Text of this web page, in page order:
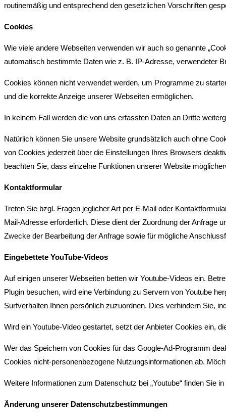
routinemäßig und entsprechend den gesetzlichen Vorschriften
Cookies
Wie viele andere Webseiten verwenden wir auch so genannte
automatisch bestimmte Daten wie z. B. IP-Adresse, verwendeter
Cookies können nicht verwendet werden, um Programme zu
und die korrekte Anzeige unserer Webseiten ermöglichen.
In keinem Fall werden die von uns erfassten Daten an Dritte
Natürlich können Sie unsere Website grundsätzlich auch ohne
von Cookies jederzeit über die Einstellungen Ihres Browsers
beachten Sie, dass einzelne Funktionen unserer Website
Kontaktformular
Treten Sie bzgl. Fragen jeglicher Art per E-Mail oder
Mail-Adresse erforderlich. Diese dient der Zuordnung der Anfrage
Zwecke der Bearbeitung der Anfrage sowie für mögliche
Eingebettete YouTube-Videos
Auf einigen unserer Webseiten betten wir Youtube-Videos ein.
Plugin besuchen, wird eine Verbindung zu Servern von Youtube
Surfverhalten Ihnen persönlich zuzuordnen. Dies verhindern Sie,
Wird ein Youtube-Video gestartet, setzt der Anbieter Cookies ein,
Wer das Speichern von Cookies für das Google-Ad-Programm
Cookies nicht-personenbezogene Nutzungsinformationen ab.
Weitere Informationen zum Datenschutz bei „Youtube“ finden Sie
Änderung unserer Datenschutzbestimmungen